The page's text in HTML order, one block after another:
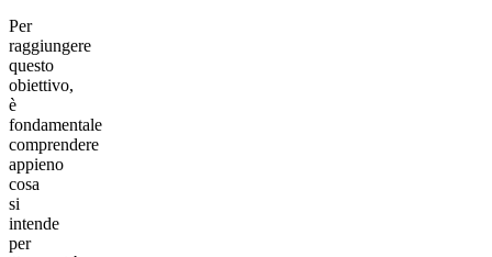
Per
raggiungere
questo
obiettivo,
è
fondamentale
comprendere
appieno
cosa
si
intende
per